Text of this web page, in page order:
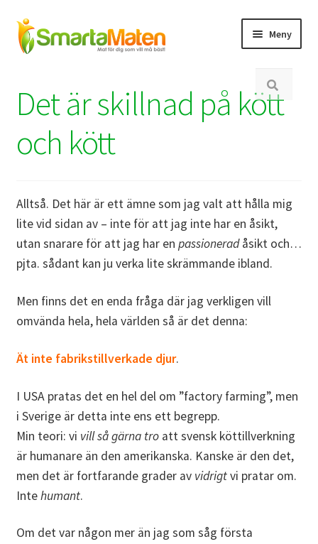
Hoppa
till
Hoppa
till
Meny
Bli medlem
Inspiration
Om
Butik
Det är skillnad på kött
och kött
Alltså. Det här är ett ämne som jag valt att hålla mig
lite vid sidan av – inte för att jag inte har en åsikt,
utan snarare för att jag har en passioneradåsikt och…
pjta. sådant kan ju verka lite skrämmande ibland.
Men finns det en enda fråga där jag verkligen vill
omvända hela, hela världen så är det denna:
Ät inte fabrikstillverkade djur.
I USA pratas det en hel del om ”factory farming”, men
i Sverige är detta inte ens ett begrepp.
Min teori: vi vill så gärna troatt svensk köttillverkning
är humanare än den amerikanska. Kanske är den det,
men det är fortfarande grader av vidrigtvi pratar om.
Intehumant.
Om det var någon mer än jag som såg första
Sök
efter: